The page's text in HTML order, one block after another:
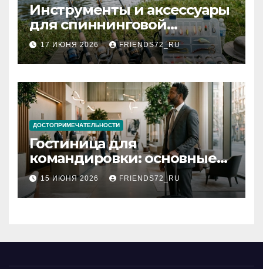
Инструменты и аксессуары
для спиннинговой
рыбалки: назначение и
типы
17 ИЮНЯ 2026 FRIENDS72_RU
ДОСТОПРИМЕЧАТЕЛЬНОСТИ
Гостиница для
командировки: основные
критерии выбора
15 ИЮНЯ 2026 FRIENDS72_RU